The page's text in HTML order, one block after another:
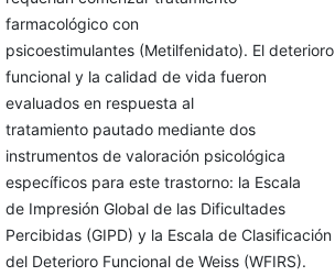
farmacológico con
psicoestimulantes (Metilfenidato). El deterioro
funcional y la calidad de vida fueron
evaluados en respuesta al
tratamiento pautado mediante dos
instrumentos de valoración psicológica
específicos para este trastorno: la Escala
de Impresión Global de las Dificultades
Percibidas (GIPD) y la Escala de Clasificación
del Deterioro Funcional de Weiss (WFIRS).